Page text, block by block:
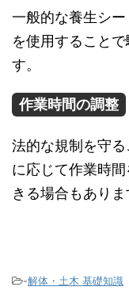
一般的な養生シ
を使用すること
す。
作業時間の調整
法的な規制を守
に応じて作業時
きる場合もありま
-解体・土木 基礎知識